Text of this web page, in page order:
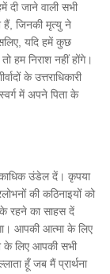
दी जाने वाली सभी
हैं, जिनकी मृत्यु ने
यदि हमें कुछ
हम निराश नहीं होंगे।
के उत्तराधिकारी
में अपने पिता के
उंडेल दें। कृपया
की कठिनाइयों को
रहने का साहस दें
आपकी आत्मा के लिए
के लिए आपकी सभी
हूँ जब मैं प्रार्थना